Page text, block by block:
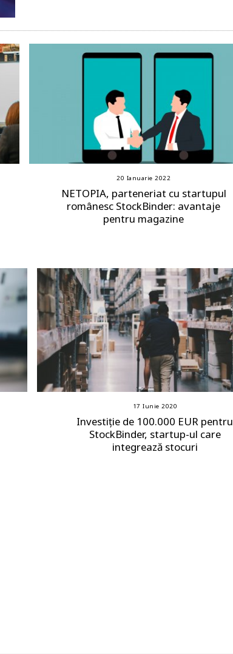
20 Ianuarie 2022
NETOPIA, parteneriat cu startupul
românesc StockBinder: avantaje
pentru magazine
17 Iunie 2020
Investiție de 100.000 EUR pentru
StockBinder, startup-ul care
integrează stocuri